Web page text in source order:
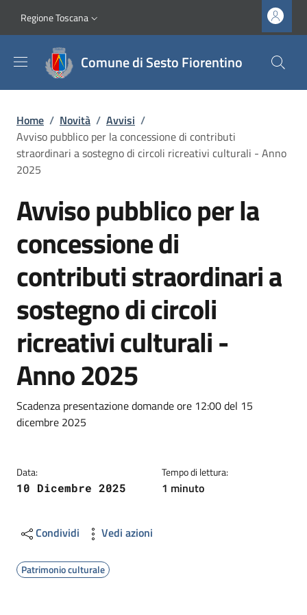
Slim top
Regione Toscana
Comune di Sesto Fiorentino
Briciole di pane
Home / Novità / Avvisi /
Avviso pubblico per la concessione di contributi
straordinari a sostegno di circoli ricreativi culturali - Anno
2025
Avviso pubblico per la
concessione di
contributi straordinari a
sostegno di circoli
ricreativi culturali -
Anno 2025
Dettagli
Descrizione breve
Scadenza presentazione domande ore 12:00 del 15
dicembre 2025
Data:
10 Dicembre 2025
Tempo di lettura:
1 minuto
Condividi Vedi azioni
Patrimonio culturale